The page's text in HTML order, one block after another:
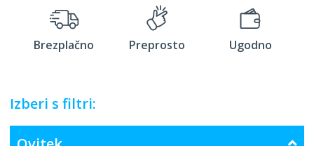
Brezplačno Preprosto Ugodno
Izberi s filtri: